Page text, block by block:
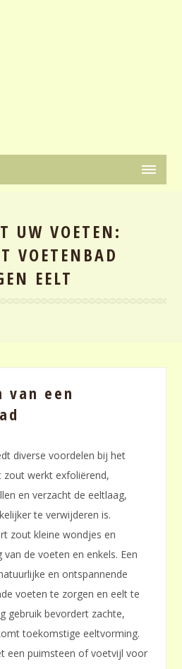
UW VOETEN:
VOETENBAD
EELT
van een
diverse voordelen bij het
zout werkt exfoliërend,
en verzacht de eeltlaag,
te verwijderen is.
zout kleine wondjes en
de voeten en enkels. Een
en ontspannende
voeten te zorgen en eelt te
gebruik bevordert zachte,
toekomstige eeltvorming.
een puimsteen of voetvijl voor